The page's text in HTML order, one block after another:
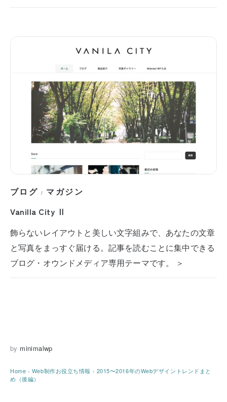
ブログ / マガジン
Vanilla City Ⅱ
飾らないレイアウトと美しい文字組みで、あなたの文章
と写真をまっすぐ届ける。記事を読むことに集中できる
ブログ・オウンドメディア専用テーマです。 ＞
by minimalwp
Home › Web制作お役立ち情報 › 2015〜2016年のWebデザイントレンドまと
め（後編）